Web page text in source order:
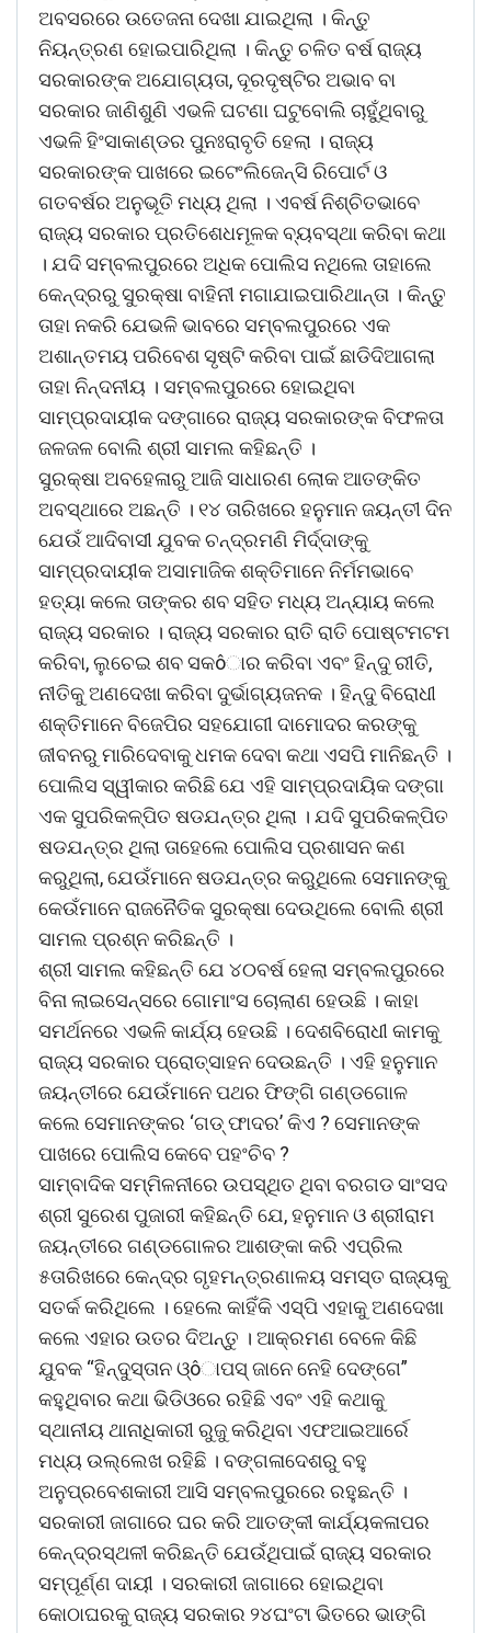
ଅବସରରେ ଉତେଜନା ଦେଖା ଯାଇଥିଲା । କିନ୍ତୁ
ନିୟନ୍ତ୍ରଣ ହୋଇପାରିଥିଲା । କିନ୍ତୁ ଚଳିତ ବର୍ଷ ରାଜ୍ୟ
ସରକାରଙ୍କ ଅଯୋଗ୍ୟତା, ଦୂରଦୃଷ୍ଟିର ଅଭାବ ବା
ସରକାର ଜାଣିଶୁଣି ଏଭଳି ଘଟଣା ଘଟୁବୋଲି ଚାହୁଁଥିବାରୁ
ଏଭଳି ହିଂସାକାଣ୍ଡର ପୁନଃରାବୃତି ହେଲା । ରାଜ୍ୟ
ସରକାରଙ୍କ ପାଖରେ ଇଟେଂଲିଜେନ୍ସି ରିପୋର୍ଟ ଓ
ଗତବର୍ଷର ଅନୁଭୂତି ମଧ୍ୟ ଥିଲା । ଏବର୍ଷ ନିଶ୍ଚିତଭାବେ
ରାଜ୍ୟ ସରକାର ପ୍ରତିଶେଧମୂଳକ ବ୍ୟବସ୍ଥା କରିବା କଥା
। ଯଦି ସମ୍ବଲପୁରରେ ଅଧିକ ପୋଲିସ ନଥିଲେ ତାହାଲେ
କେନ୍ଦ୍ରରୁ ସୁରକ୍ଷା ବାହିନୀ ମଗାଯାଇପାରିଥାନ୍ତା । କିନ୍ତୁ
ତାହା ନକରି ଯେଭଳି ଭାବରେ ସମ୍ବଲପୁରରେ ଏକ
ଅଶାନ୍ତମୟ ପରିବେଶ ସୃଷ୍ଟି କରିବା ପାଇଁ ଛାଡିଦିଆଗଲା
ତାହା ନିନ୍ଦନୀୟ । ସମ୍ବଲପୁରରେ ହୋଇଥିବା
ସାମ୍ପ୍ରଦାୟୀକ ଦଙ୍ଗାରେ ରାଜ୍ୟ ସରକାରଙ୍କ ବିଫଳତା
ଜଳଜଳ ବୋଲି ଶ୍ରୀ ସାମଲ କହିଛନ୍ତି ।
ସୁରକ୍ଷା ଅବହେଳାରୁ ଆଜି ସାଧାରଣ ଲୋକ ଆତଙ୍କିତ
ଅବସ୍ଥାରେ ଅଛନ୍ତି । ୧୪ ତାରିଖରେ ହନୁମାନ ଜୟନ୍ତୀ ଦିନ
ଯେଉଁ ଆଦିବାସୀ ଯୁବକ ଚନ୍ଦ୍ରମଣି ମିର୍ଦ୍ଦାଙ୍କୁ
ସାମ୍ପ୍ରଦାୟୀକ ଅସାମାଜିକ ଶକ୍ତିମାନେ ନିର୍ମମଭାବେ
ହତ୍ୟା କଲେ ତାଙ୍କର ଶବ ସହିତ ମଧ୍ୟ ଅନ୍ୟାୟ କଲେ
ରାଜ୍ୟ ସରକାର । ରାଜ୍ୟ ସରକାର ରାତି ରାତି ପୋଷ୍ଟମଟମ
କରିବା, ଲୁଚେଇ ଶବ ସକôାର କରିବା ଏବଂ ହିନ୍ଦୁ ରୀତି,
ନୀତିକୁ ଅଣଦେଖା କରିବା ଦୁର୍ଭାଗ୍ୟଜନକ । ହିନ୍ଦୁ ବିରୋଧୀ
ଶକ୍ତିମାନେ ବିଜେପିର ସହଯୋଗୀ ଦାମୋଦର କରଙ୍କୁ
ଜୀବନରୁ ମାରିଦେବାକୁ ଧମକ ଦେବା କଥା ଏସପି ମାନିଛନ୍ତି ।
ପୋଲିସ ସ୍ୱୀକାର କରିଛି ଯେ ଏହି ସାମ୍ପ୍ରଦାୟିକ ଦଙ୍ଗା
ଏକ ସୁପରିକଳ୍ପିତ ଷଡଯନ୍ତ୍ର ଥିଲା । ଯଦି ସୁପରିକଳ୍ପିତ
ଷଡଯନ୍ତ୍ର ଥିଲା ତାହେଲେ ପୋଲିସ ପ୍ରଶାସନ କଣ
କରୁଥିଲା, ଯେଉଁମାନେ ଷଡଯନ୍ତ୍ର କରୁଥିଲେ ସେମାନଙ୍କୁ
କେଉଁମାନେ ରାଜନୈତିକ ସୁରକ୍ଷା ଦେଉଥିଲେ ବୋଲି ଶ୍ରୀ
ସାମଲ ପ୍ରଶ୍ନ କରିଛନ୍ତି ।
ଶ୍ରୀ ସାମଲ କହିଛନ୍ତି ଯେ ୪୦ବର୍ଷ ହେଲା ସମ୍ବଲପୁରରେ
ବିନା ଲାଇସେନ୍ସରେ ଗୋମାଂସ ଚୋଲାଣ ହେଉଛି । କାହା
ସମର୍ଥନରେ ଏଭଳି କାର୍ଯ୍ୟ ହେଉଛି । ଦେଶବିରୋଧୀ କାମକୁ
ରାଜ୍ୟ ସରକାର ପ୍ରୋତ୍ସାହନ ଦେଉଛନ୍ତି । ଏହି ହନୁମାନ
ଜୟନ୍ତୀରେ ଯେଉଁମାନେ ପଥର ଫିଙ୍ଗି ଗଣ୍ଡଗୋଳ
କଲେ ସେମାନଙ୍କର ‘ଗଡ୍ ଫାଦର’ କିଏ ? ସେମାନଙ୍କ
ପାଖରେ ପୋଲିସ କେବେ ପହଂଚିବ ?
ସାମ୍ବାଦିକ ସମ୍ମିଳନୀରେ ଉପସ୍ଥିତ ଥିବା ବରଗଡ ସାଂସଦ
ଶ୍ରୀ ସୁରେଶ ପୁଜାରୀ କହିଛନ୍ତି ଯେ, ହନୁମାନ ଓ ଶ୍ରୀରାମ
ଜୟନ୍ତୀରେ ଗଣ୍ଡଗୋଳର ଆଶଙ୍କା କରି ଏପ୍ରିଲ
୫ତାରିଖରେ କେନ୍ଦ୍ର ଗୃହମନ୍ତ୍ରଣାଳୟ ସମସ୍ତ ରାଜ୍ୟକୁ
ସତର୍କ କରିଥିଲେ । ହେଲେ କାହିଁକି ଏସ୍ପି ଏହାକୁ ଅଣଦେଖା
କଲେ ଏହାର ଉତର ଦିଅନ୍ତୁ । ଆକ୍ରମଣ ବେଳେ କିଛି
ଯୁବକ “ହିନ୍ଦୁସ୍ତାନ ଓ୍ôାପସ୍ ଜାନେ ନେହି ଦେଙ୍ଗେ”
କହୁଥିବାର କଥା ଭିଡିଓରେ ରହିଛି ଏବଂ ଏହି କଥାକୁ
ସ୍ଥାନୀୟ ଥାନାଧିକାରୀ ରୁଜୁ କରିଥିବା ଏଫଆଇଆର୍ରେ
ମଧ୍ୟ ଉଲ୍ଲେଖ ରହିଛି । ବଙ୍ଗଳାଦେଶରୁ ବହୁ
ଅନୁପ୍ରବେଶକାରୀ ଆସି ସମ୍ବଲପୁରରେ ରହୁଛନ୍ତି ।
ସରକାରୀ ଜାଗାରେ ଘର କରି ଆତଙ୍କୀ କାର୍ଯ୍ୟକଳାପର
କେନ୍ଦ୍ରସ୍ଥଳୀ କରିଛନ୍ତି ଯେଉଁଥିପାଇଁ ରାଜ୍ୟ ସରକାର
ସମ୍ପୂର୍ଣ୍ଣ ଦାୟୀ । ସରକାରୀ ଜାଗାରେ ହୋଇଥିବା
କୋଠାଘରକୁ ରାଜ୍ୟ ସରକାର ୨୪ଘଂଟା ଭିତରେ ଭାଙ୍ଗି